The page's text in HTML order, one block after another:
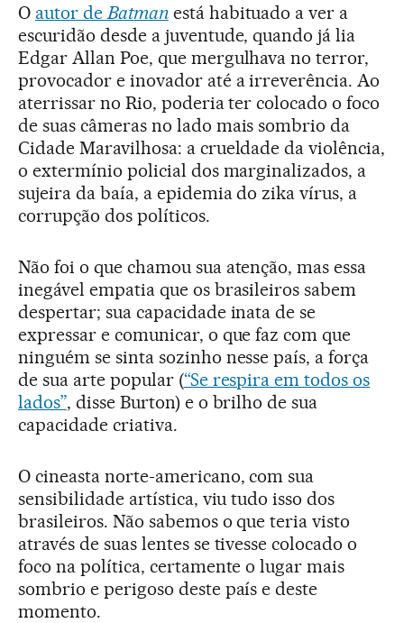
O autor de Batmanestá habituado a ver a
escuridão desde a juventude, quando já lia
Edgar Allan Poe, que mergulhava no terror,
provocador e inovador até a irreverência. Ao
aterrissar no Rio, poderia ter colocado o foco
de suas câmeras no lado mais sombrio da
Cidade Maravilhosa: a crueldade da violência,
o extermínio policial dos marginalizados, a
sujeira da baía, a epidemia do zika vírus, a
corrupção dos políticos.
Não foi o que chamou sua atenção, mas essa
inegável empatia que os brasileiros sabem
despertar; sua capacidade inata de se
expressar e comunicar, o que faz com que
ninguém se sinta sozinho nesse país, a força
de sua arte popular (“Se respira em todos os
lados”, disse Burton) e o brilho de sua
capacidade criativa.
O cineasta norte-americano, com sua
sensibilidade artística, viu tudo isso dos
brasileiros. Não sabemos o que teria visto
através de suas lentes se tivesse colocado o
foco na política, certamente o lugar mais
sombrio e perigoso deste país e deste
momento.